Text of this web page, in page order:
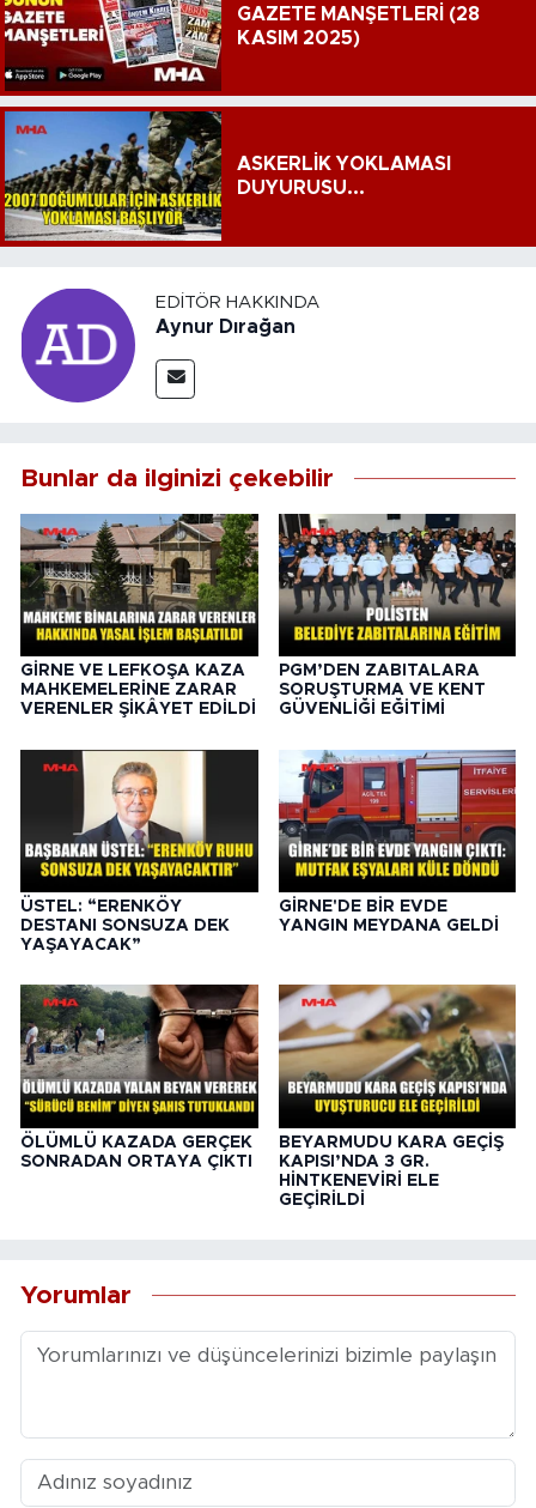
GAZETE MANŞETLERİ (28
KASIM 2025)
ASKERLİK YOKLAMASI
DUYURUSU...
EDITÖR HAKKINDA
Aynur Dırağan
Bunlar da ilginizi çekebilir
GİRNE VE LEFKOŞA KAZA
MAHKEMELERİNE ZARAR
VERENLER ŞİKÂYET EDİLDİ
PGM’DEN ZABITALARA
SORUŞTURMA VE KENT
GÜVENLİĞİ EĞİTİMİ
ÜSTEL: “ERENKÖY
DESTANI SONSUZA DEK
YAŞAYACAK”
GİRNE'DE BİR EVDE
YANGIN MEYDANA GELDİ
ÖLÜMLÜ KAZADA GERÇEK
SONRADAN ORTAYA ÇIKTI
BEYARMUDU KARA GEÇİŞ
KAPISI’NDA 3 GR.
HİNTKENEVİRİ ELE
GEÇİRİLDİ
Yorumlar